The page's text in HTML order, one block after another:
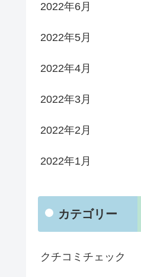
2022年6月
2022年5月
2022年4月
2022年3月
2022年2月
2022年1月
カテゴリー
クチコミチェック